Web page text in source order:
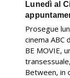
Lunedì al
Prosegue
cinema ABC
BE MOVIE,
Between, in